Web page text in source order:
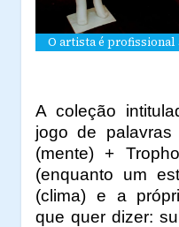
O artista é profissional
A coleção
jogo de palavras
(mente) +
(enquanto um
(clima) e a
que quer dizer: